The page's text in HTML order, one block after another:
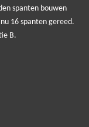
spanten bouwen
16 spanten gereed.
B.